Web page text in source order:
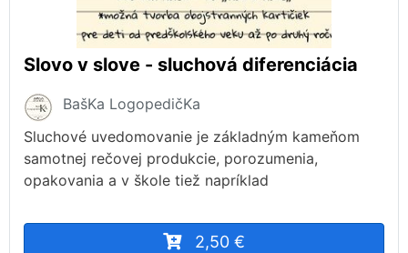
Slovo v slove - sluchová diferenciácia
BašKa LogopedičKa
Sluchové uvedomovanie je základným kameňom
samotnej rečovej produkcie, porozumenia,
opakovania a v škole tiež napríklad
2,50 €